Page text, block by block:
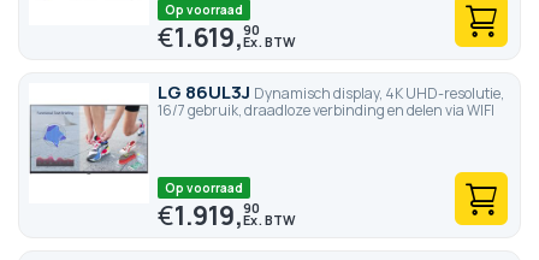
Op voorraad
€1.619,90
LG 86UL3J Dynamisch display, 4K UHD-resolutie,
16/7 gebruik, draadloze verbinding en delen via WIFI
Op voorraad
€1.919,90